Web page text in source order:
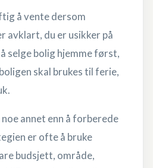
å vente dersom
avklart, du er usikker på
selge bolig hjemme først,
skal brukes til ferie,
annet enn å forberede
er ofte å bruke
budsjett, område,